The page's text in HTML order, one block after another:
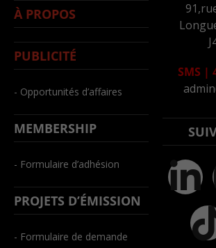
À PROPOS
PUBLICITÉ
- Opportunités d’affaires
MEMBERSHIP
- Formulaire d’adhésion
PROJETS D’ÉMISSION
- Formulaire de demande
SMS |